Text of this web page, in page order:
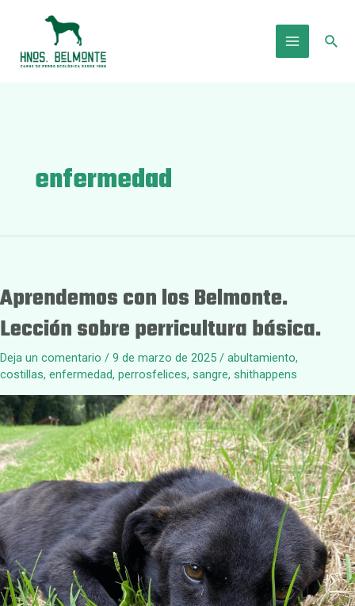
Main
enfermedad
Aprendemos con los Belmonte.
Lección sobre perricultura básica.
Deja un comentario / 9 de marzo de 2025 / abultamiento,
costillas, enfermedad, perrosfelices, sangre, shithappens